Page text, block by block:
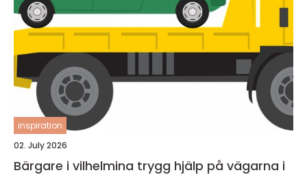
inspiration
02. July 2026
Bärgare i vilhelmina trygg hjälp på vägarna i